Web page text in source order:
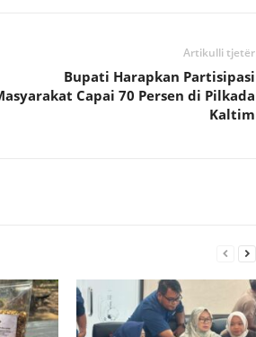
Artikulli tjetër
Bupati Harapkan Partisipasi
Capai 70 Persen di Pilkada
Kaltim